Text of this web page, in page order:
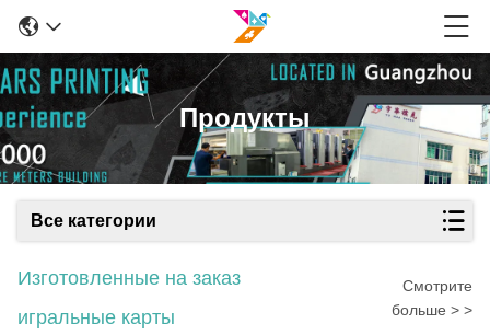
Продукты
Все категории
Изготовленные на заказ
игральные карты
Смотрите
больше > >